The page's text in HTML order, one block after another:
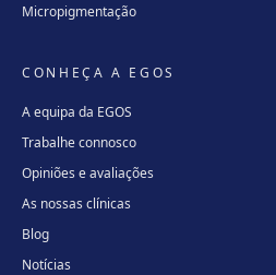
Micropigmentação
CONHEÇA A EGOS
A equipa da EGOS
Trabalhe connosco
Opiniões e avaliações
As nossas clínicas
Blog
Notícias